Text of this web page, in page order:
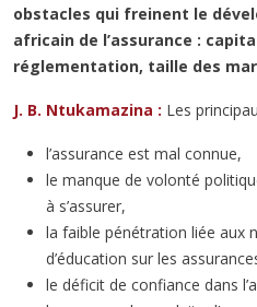
obstacles qui freinent le
africain de l’assurance :
réglementation, taille des
J. B. Ntukamazina : Les
l’assurance est mal connue,
le manque de volonté
à s’assurer,
la faible pénétration liée aux
d’éducation sur les
le déficit de confiance dans